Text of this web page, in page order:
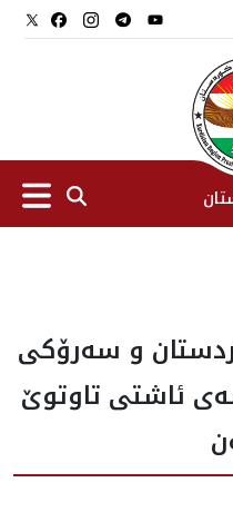
و سه‌رۆكى
ئاشتى تاوتوێ